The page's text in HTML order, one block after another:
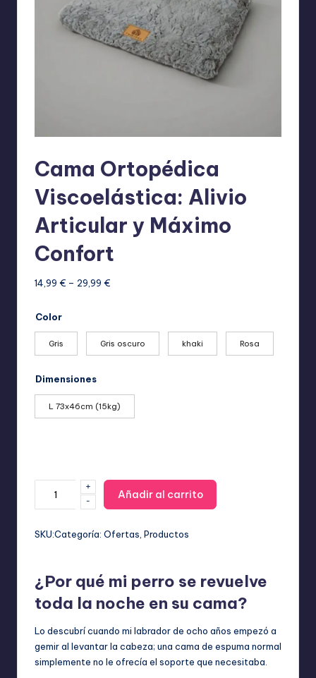
Cama Ortopédica
Viscoelástica: Alivio
Articular y Máximo
Confort
14,99 € – 29,99 €Rango
14,99 €
hasta
Color
Gris Gris oscuro khaki Rosa
Dimensiones
L 73x46cm (15kg)
Ortopédica
Alivio
Máximo
Confort
cantidad
-
+
Añadir al carrito
SKU:Categoría: Ofertas Productos
¿Por qué mi perro se revuelve
toda la noche en su cama?
Lo descubrí cuando mi labrador de ocho años empezó a
gemir al levantar la cabeza; una cama de espuma normal
simplemente no le ofrecía el soporte que necesitaba.